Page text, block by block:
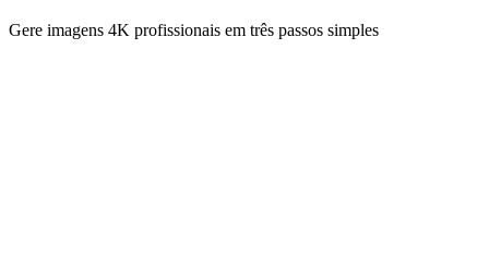
Gere imagens 4K profissionais em três passos simples